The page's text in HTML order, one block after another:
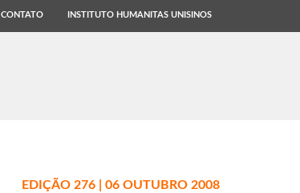
CONTATO INSTITUTO HUMANITAS UNISINOS
EDIÇÃO 276 | 06 OUTUBRO 2008